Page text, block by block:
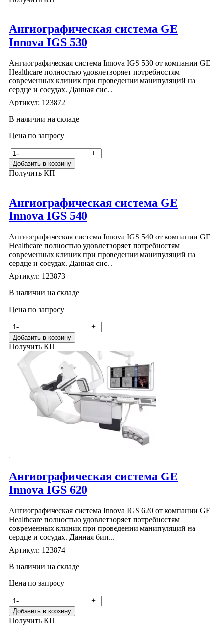
Ангиографическая система GE
Innova IGS 530
Ангиографическая система Innova IGS 530 от компании GE
Healthcare полностью удовлетворяет потребностям
современных клиник при проведении манипуляций на
сердце и сосудах. Данная сис...
Артикул: 123872
В наличии на складе
Цена по запросу
- +
Добавить в корзину
Получить КП
Ангиографическая система GE
Innova IGS 540
Ангиографическая система Innova IGS 540 от компании GE
Healthcare полностью удовлетворяет потребностям
современных клиник при проведении манипуляций на
сердце и сосудах. Данная сис...
Артикул: 123873
В наличии на складе
Цена по запросу
- +
Добавить в корзину
Получить КП
Ангиографическая система GE
Innova IGS 620
Ангиографическая система Innova IGS 620 от компании GE
Healthcare полностью удовлетворяет потребностям
современных клиник при проведении манипуляций на
сердце и сосудах. Данная бип...
Артикул: 123874
В наличии на складе
Цена по запросу
- +
Добавить в корзину
Получить КП